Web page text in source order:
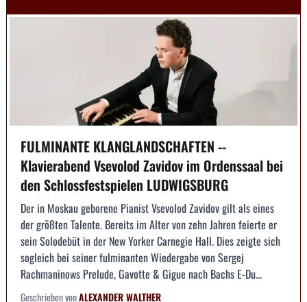
FULMINANTE KLANGLANDSCHAFTEN --
Klavierabend Vsevolod Zavidov im Ordenssaal bei
den Schlossfestspielen LUDWIGSBURG
Der in Moskau geborene Pianist Vsevolod Zavidov gilt als eines
der größten Talente. Bereits im Alter von zehn Jahren feierte er
sein Solodebüt in der New Yorker Carnegie Hall. Dies zeigte sich
sogleich bei seiner fulminanten Wiedergabe von Sergej
Rachmaninows Prelude, Gavotte & Gigue nach Bachs E-Du...
Geschrieben vonALEXANDER WALTHER